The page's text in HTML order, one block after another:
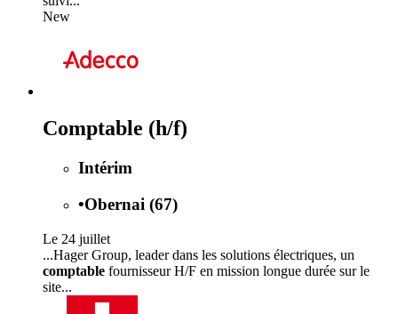
New
Comptable (h/f)
Intérim
•Obernai (67)
Le 24 juillet
...Hager Group, leader dans les solutions électriques, un
comptable fournisseur H/F en mission longue durée sur le
site...